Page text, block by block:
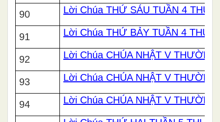
90 Lời Chúa THỨ SÁU TUẦN 4
91 Lời Chúa THỨ BẢY TUẦN 4
92 Lời Chúa CHÚA NHẬT V
93 Lời Chúa CHÚA NHẬT V
94 Lời Chúa CHÚA NHẬT V